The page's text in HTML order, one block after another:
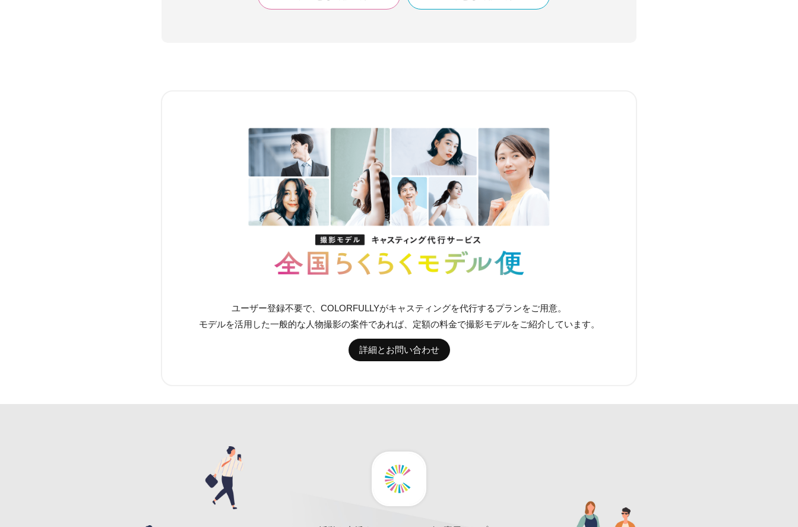
ユーザー登録不要で、COLORFULLYがキャスティングを代行するプランをご用意。
モデルを活用した一般的な人物撮影の案件であれば、定額の料金で撮影モデルをご紹介しています。
詳細とお問い合わせ